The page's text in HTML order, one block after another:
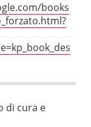
books
di cura e